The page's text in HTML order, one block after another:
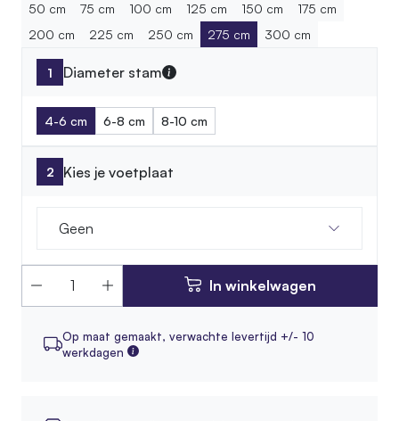
50 cm 75 cm 100 cm 125 cm 150 cm
175 cm
200 cm
225 cm 250 cm 275 cm 300 cm
Diameter stam
4-6 cm 6-8 cm 8-10 cm
Kies je voetplaat
Geen
In winkelwagen
Op maat gemaakt, verwachte levertijd +/- 10
werkdagen